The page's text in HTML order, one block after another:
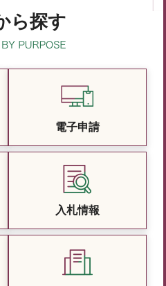
ら探す
電子申請
入札情報